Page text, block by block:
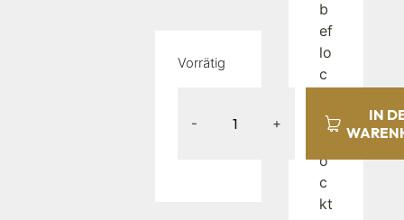
Vorrätig
- +
IN
b
ef
lo
c
e
o
c
kt